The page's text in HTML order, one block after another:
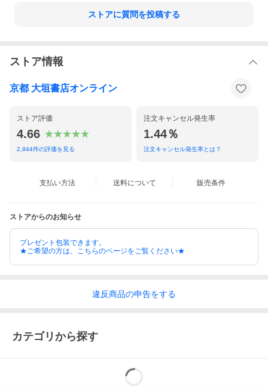
ストアに質問を投稿する
ストア情報
京都 大垣書店オンライン
ストア評価
4.66
2,944件の評価を見る
注文キャンセル発生率
1.44％
注文キャンセル発生率とは？
支払い方法 送料について 販売条件
ストアからのお知らせ
プレゼント包装できます。
★ご希望の方は、こちらのページをご覧ください★
違反商品の申告をする
カテゴリから探す